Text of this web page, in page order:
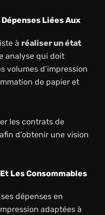
Liées Aux
à réaliser un état
analyse qui doit
volumes d’impression
de papier et
les contrats de
d’obtenir une vision
Les Consommables
dépenses en
adaptées à